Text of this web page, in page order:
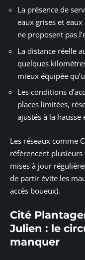
La présence de
eaux grises et
ne proposent pas
La distance réelle
quelques
mieux équipée
Les conditions
places limitées,
ajustés à la
Les réseaux comme
référencent plusieurs
mises à jour
de partir évite les
accès boueux).
Cité
Julien : le
manquer